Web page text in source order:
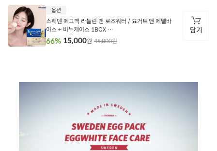
상
정
보
담
옵션
스웨덴 에그팩 라놀린 앤 로즈워터 / 요거트 앤 에델바
이스 + 비누케이스 1BOX
뉴 스웨덴 에그팩 요거트 앤 에델바이스 1BOX + 비누
케이스 (유통기한 27.03)
45,000원
66% 15,000원
담기